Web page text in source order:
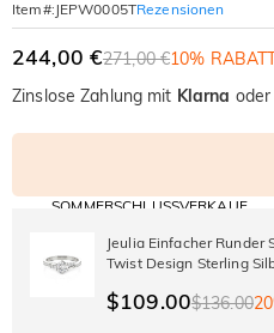
Item#: JEPW0005TRezensionen
244,00 €271,00 €10%
Zinslose Zahlung mit Klarna oder
SOMMERSCHLUSSVERKAUF
10% RABATT
AUF ALLES
30% RABATT
AUF DEN 2.
ARTIKEL
Jeulia Einfacher Runder
Twist Design Sterling
$109.00$136.00